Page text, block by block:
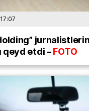
qeyd etdi –FOTO